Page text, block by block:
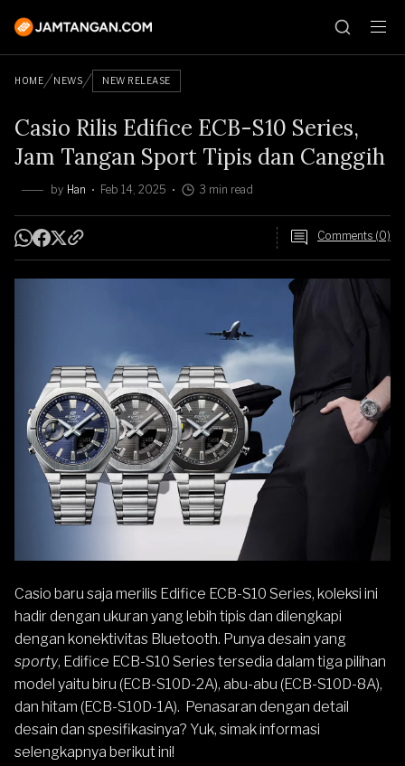
HOME NEWS NEW RELEASE
Casio Rilis Edifice ECB-S10 Series,
Jam Tangan Sport Tipis dan Canggih
by Han Feb 14, 2025 3 min read
Comments (0)
Casio baru saja merilis Edifice ECB-S10 Series, koleksi ini
hadir dengan ukuran yang lebih tipis dan dilengkapi
dengan konektivitas Bluetooth. Punya desain yang
sporty, Edifice ECB-S10 Series tersedia dalam tiga pilihan
model yaitu biru (ECB-S10D-2A), abu-abu (ECB-S10D-8A),
dan hitam (ECB-S10D-1A). Penasaran dengan detail
desain dan spesifikasinya? Yuk, simak informasi
selengkapnya berikut ini!